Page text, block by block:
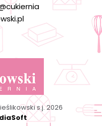
s.j. 2026